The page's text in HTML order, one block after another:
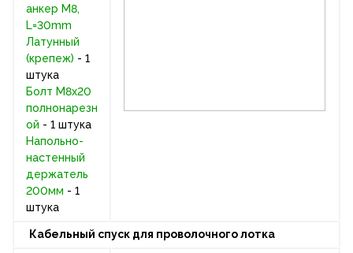
анкер M8,
L=30mm
Латунный
(крепеж) - 1
штука
Болт М8х20
полнонарезн
ой - 1 штука
Напольно-
настенный
держатель
200мм - 1
штука
Кабельный спуск для проволочного лотка